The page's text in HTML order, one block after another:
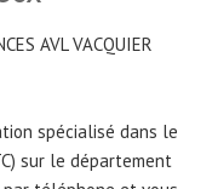
AVL VACQUIER
spécialisé dans le
sur le département